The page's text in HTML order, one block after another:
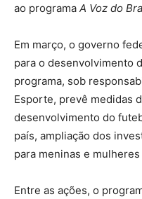
ao programa A Voz do
Em março, o governo
para o desenvolvimento
programa, sob
Esporte, prevê medidas
desenvolvimento do
país, ampliação dos
para meninas e
Entre as ações, o